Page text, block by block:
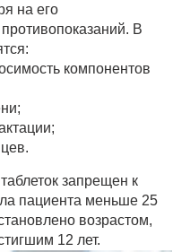
на его
В
компонентов
запрещен к
пациента меньше 25
возрастом,
12 лет.